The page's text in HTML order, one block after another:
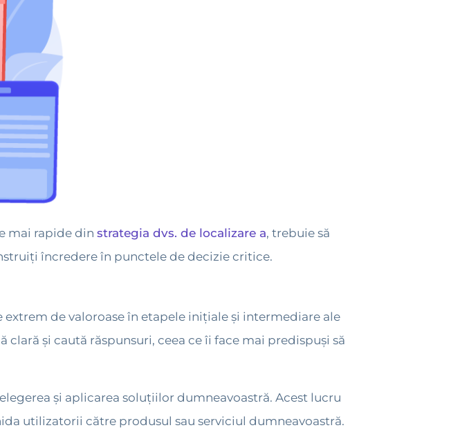
mai rapide din strategia dvs. de localizare a, trebuie să
încredere în punctele de decizie critice.
de valoroase în etapele inițiale și intermediare ale
și caută răspunsuri, ceea ce îi face mai predispuși să
și aplicarea soluțiilor dumneavoastră. Acest lucru
utilizatorii către produsul sau serviciul dumneavoastră.